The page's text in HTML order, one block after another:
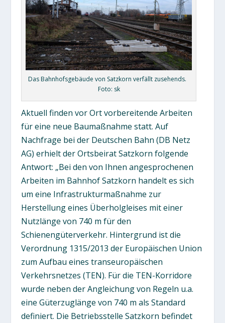
Das Bahnhofsgebäude von Satzkorn verfällt zusehends.
Foto: sk
Aktuell finden vor Ort vorbereitende Arbeiten
für eine neue Baumaßnahme statt. Auf
Nachfrage bei der Deutschen Bahn (DB Netz
AG) erhielt der Ortsbeirat Satzkorn folgende
Antwort: „Bei den von Ihnen angesprochenen
Arbeiten im Bahnhof Satzkorn handelt es sich
um eine Infrastrukturmaßnahme zur
Herstellung eines Überholgleises mit einer
Nutzlänge von 740 m für den
Schienengüterverkehr. Hintergrund ist die
Verordnung 1315/2013 der Europäischen Union
zum Aufbau eines transeuropäischen
Verkehrsnetzes (TEN). Für die TEN-Korridore
wurde neben der Angleichung von Regeln u.a.
eine Güterzuglänge von 740 m als Standard
definiert. Die Betriebsstelle Satzkorn befindet